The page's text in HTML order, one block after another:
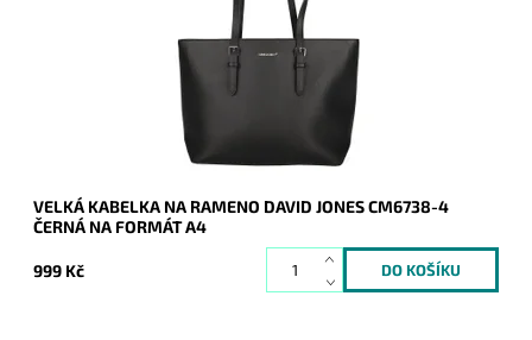
21135
David Jones Paris
2 roky
VELKÁ KABELKA NA RAMENO DAVID JONES CM6738-4
ČERNÁ NA FORMÁT A4
999 Kč